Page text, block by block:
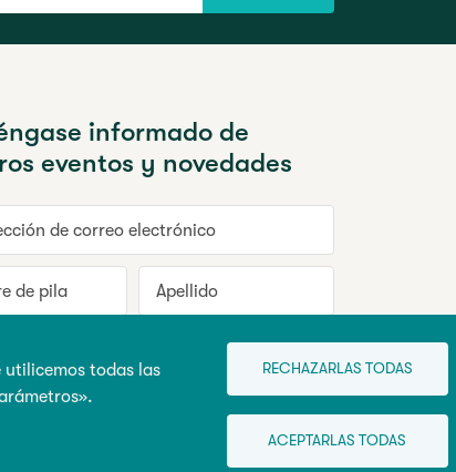
utilicemos todas las
RECHAZARLAS TODAS
ACEPTARLAS TODAS
informado de
eventos y novedades
de correo electrónico
de pila Apellido